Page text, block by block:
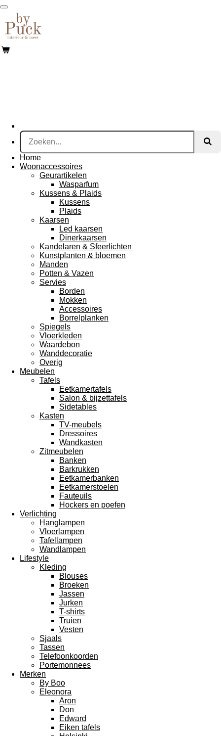
Ga
direct
naar
de
Home
Woonaccessoires
Geurartikelen
Wasparfum
Kussens & Plaids
Kussens
Plaids
Kaarsen
Led kaarsen
Dinerkaarsen
Kandelaren & Sfeerlichten
Kunstplanten & bloemen
Manden
Potten & Vazen
Servies
Borden
Mokken
Accessoires
Borrelplanken
Spiegels
Vloerkleden
Waardebon
Wanddecoratie
Overig
Meubelen
Tafels
Eetkamertafels
Salon & bijzettafels
Sidetables
Kasten
TV-meubels
Dressoires
Wandkasten
Zitmeubelen
Banken
Barkrukken
Eetkamerbanken
Eetkamerstoelen
Fauteuils
Hockers en poefen
Verlichting
Hanglampen
Vloerlampen
Tafellampen
Wandlampen
Lifestyle
Kleding
Blouses
Broeken
Jassen
Jurken
T-shirts
Truien
Vesten
Sjaals
Tassen
Telefoonkoorden
Portemonnees
Merken
By Boo
Eleonora
Aron
Don
Edward
Eiken tafels